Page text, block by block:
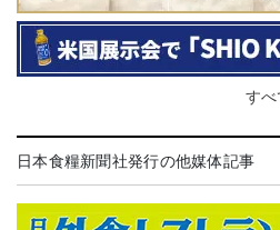
す
日本食糧新聞社発行の他媒体記事